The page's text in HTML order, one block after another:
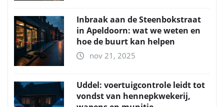
Inbraak aan de Steenbokstraat
in Apeldoorn: wat we weten en
hoe de buurt kan helpen
nov 21, 2025
Uddel: voertuigcontrole leidt tot
vondst van hennepkwekerij,